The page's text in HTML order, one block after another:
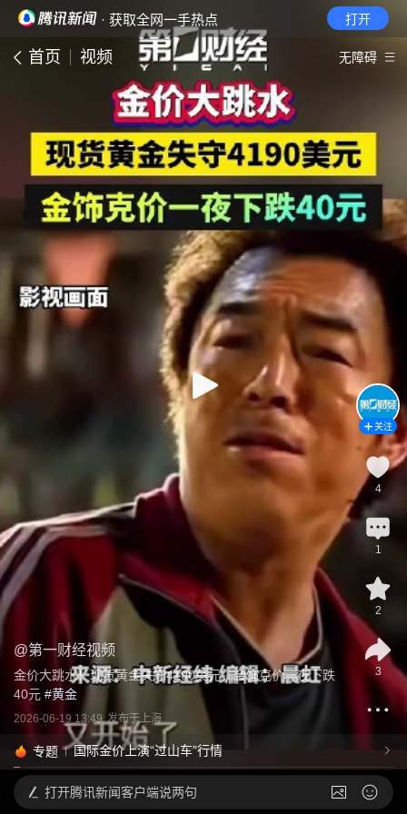
· 获取全网一手热点 打开
首页 视频 无障碍
@第一财经视频
金价大跳水！现货黄金失守4190美元，金饰克价一夜下跌
40元 #黄金
2026-06-19 13:49 发布于上海
专题 国际金价上演“过山车”行情
关注
4
1
2
3
打开腾讯新闻客户端说两句